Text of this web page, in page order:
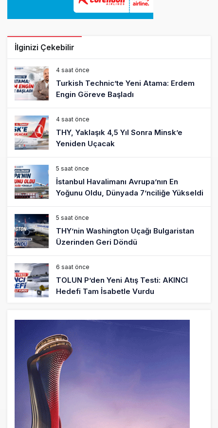
İlginizi Çekebilir
4 saat önce
Turkish Technic’te Yeni Atama: Erdem
Engin Göreve Başladı
4 saat önce
THY, Yaklaşık 4,5 Yıl Sonra Minsk’e
Yeniden Uçacak
5 saat önce
İstanbul Havalimanı Avrupa’nın En
Yoğunu Oldu, Dünyada 7’nciliğe Yükseldi
5 saat önce
THY’nin Washington Uçağı Bulgaristan
Üzerinden Geri Döndü
6 saat önce
TOLUN P’den Yeni Atış Testi: AKINCI
Hedefi Tam İsabetle Vurdu
Türkiye’nin Milli Motor Projelerinde Yeni
Dönem: TEI TEKNOLOJİ Kuruldu
22 saat önce
SunExpress Günlük Yolcu Rekorunu 72
Bin 340’a Çıkardı
23 saat önce